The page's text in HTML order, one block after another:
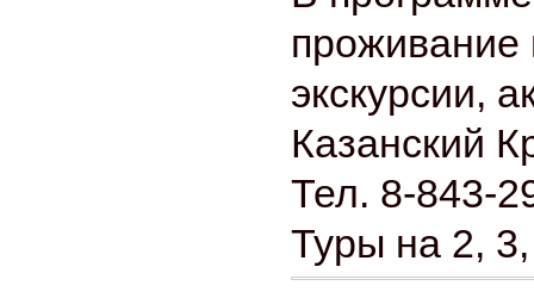
проживание
экскурсии,
Казанский
Тел. 8-843-
Туры на 2,